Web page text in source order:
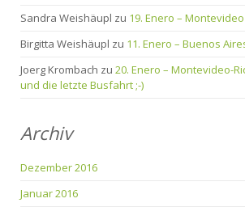
Sandra Weishäupl zu 19. Enero – Montevideo
Birgitta Weishäupl zu 11. Enero – Buenos
Joerg Krombach zu 20. Enero – Montevideo-
und die letzte Busfahrt ;-)
Archiv
Dezember 2016
Januar 2016